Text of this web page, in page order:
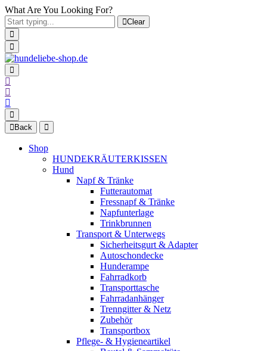
What Are You Looking For?
Clear
Back
Shop
HUNDEKRÄUTERKISSEN
Hund
Napf & Tränke
Futterautomat
Fressnapf & Tränke
Napfunterlage
Trinkbrunnen
Transport & Unterwegs
Sicherheitsgurt & Adapter
Autoschondecke
Hunderampe
Fahrradkorb
Transporttasche
Fahrradanhänger
Trenngitter & Netz
Zubehör
Transportbox
Pflege- & Hygieneartikel